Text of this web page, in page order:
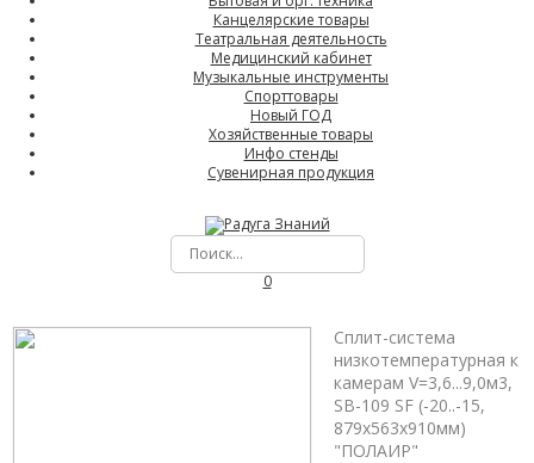
Канцелярские товары
Театральная деятельность
Медицинский кабинет
Музыкальные инструменты
Спорттовары
Новый ГОД
Хозяйственные товары
Инфо стенды
Сувенирная продукция
0
Сплит-система
низкотемпературная к
камерам V=3,6...9,0м3,
SB-109 SF (-20..-15,
879х563х910мм)
"ПОЛАИР"